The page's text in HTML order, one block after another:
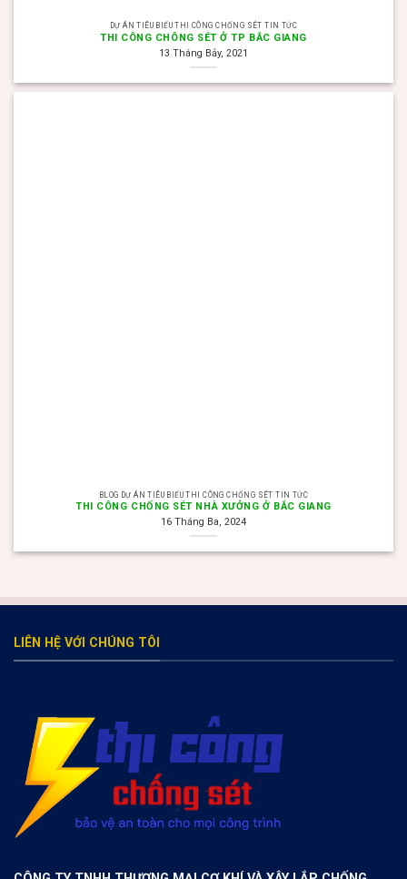
DỰ ÁN TIÊU BIỂU THI CÔNG CHỐNG SÉT TIN TỨC
THI CÔNG CHÔNG SÉT Ở TP BẮC GIANG
13 Tháng Bảy, 2021
BLOG DỰ ÁN TIÊU BIỂU THI CÔNG CHỐNG SÉT TIN TỨC
THI CÔNG CHỐNG SÉT NHÀ XƯỞNG Ở BẮC GIANG
16 Tháng Ba, 2024
valor bet
Раскрутка и Продвижение Онлайн Казино
valor casino Argentina
LIÊN HỆ VỚI CHÚNG TÔI